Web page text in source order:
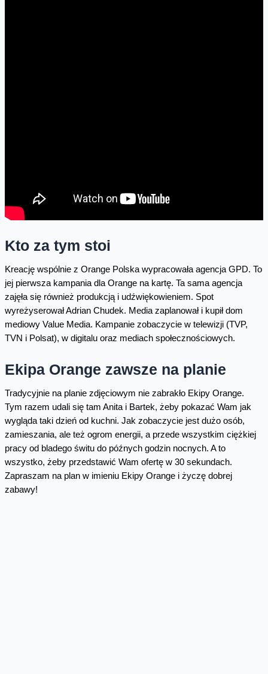
Kto za tym stoi
Kreację wspólnie z Orange Polska wypracowała agencja GPD. To
jej pierwsza kampania dla Orange na kartę. Ta sama agencja
zajęła się również produkcją i udźwiękowieniem. Spot
wyreżyserował Adrian Chudek. Media zaplanował i kupił dom
mediowy Value Media. Kampanie zobaczycie w telewizji (TVP,
TVN i Polsat), w digitalu oraz mediach społecznościowych.
Ekipa Orange zawsze na planie
Tradycyjnie na planie zdjęciowym nie zabrakło Ekipy Orange.
Tym razem udali się tam Anita i Bartek, żeby pokazać Wam jak
wygląda taki dzień od kuchni. Jak zobaczycie jest dużo osób,
zamieszania, ale też ogrom energii, a przede wszystkim ciężkiej
pracy od bladego świtu do późnych godzin nocnych. A to
wszystko, żeby przedstawić Wam ofertę w 30 sekundach.
Zapraszam na plan w imieniu Ekipy Orange i życzę dobrej
zabawy!